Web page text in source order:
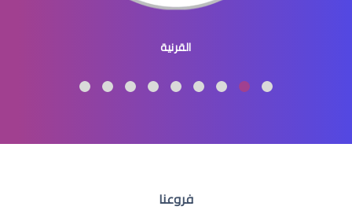
العدسات اللاصقة الطبية الملونة
القرنية
فروعنا